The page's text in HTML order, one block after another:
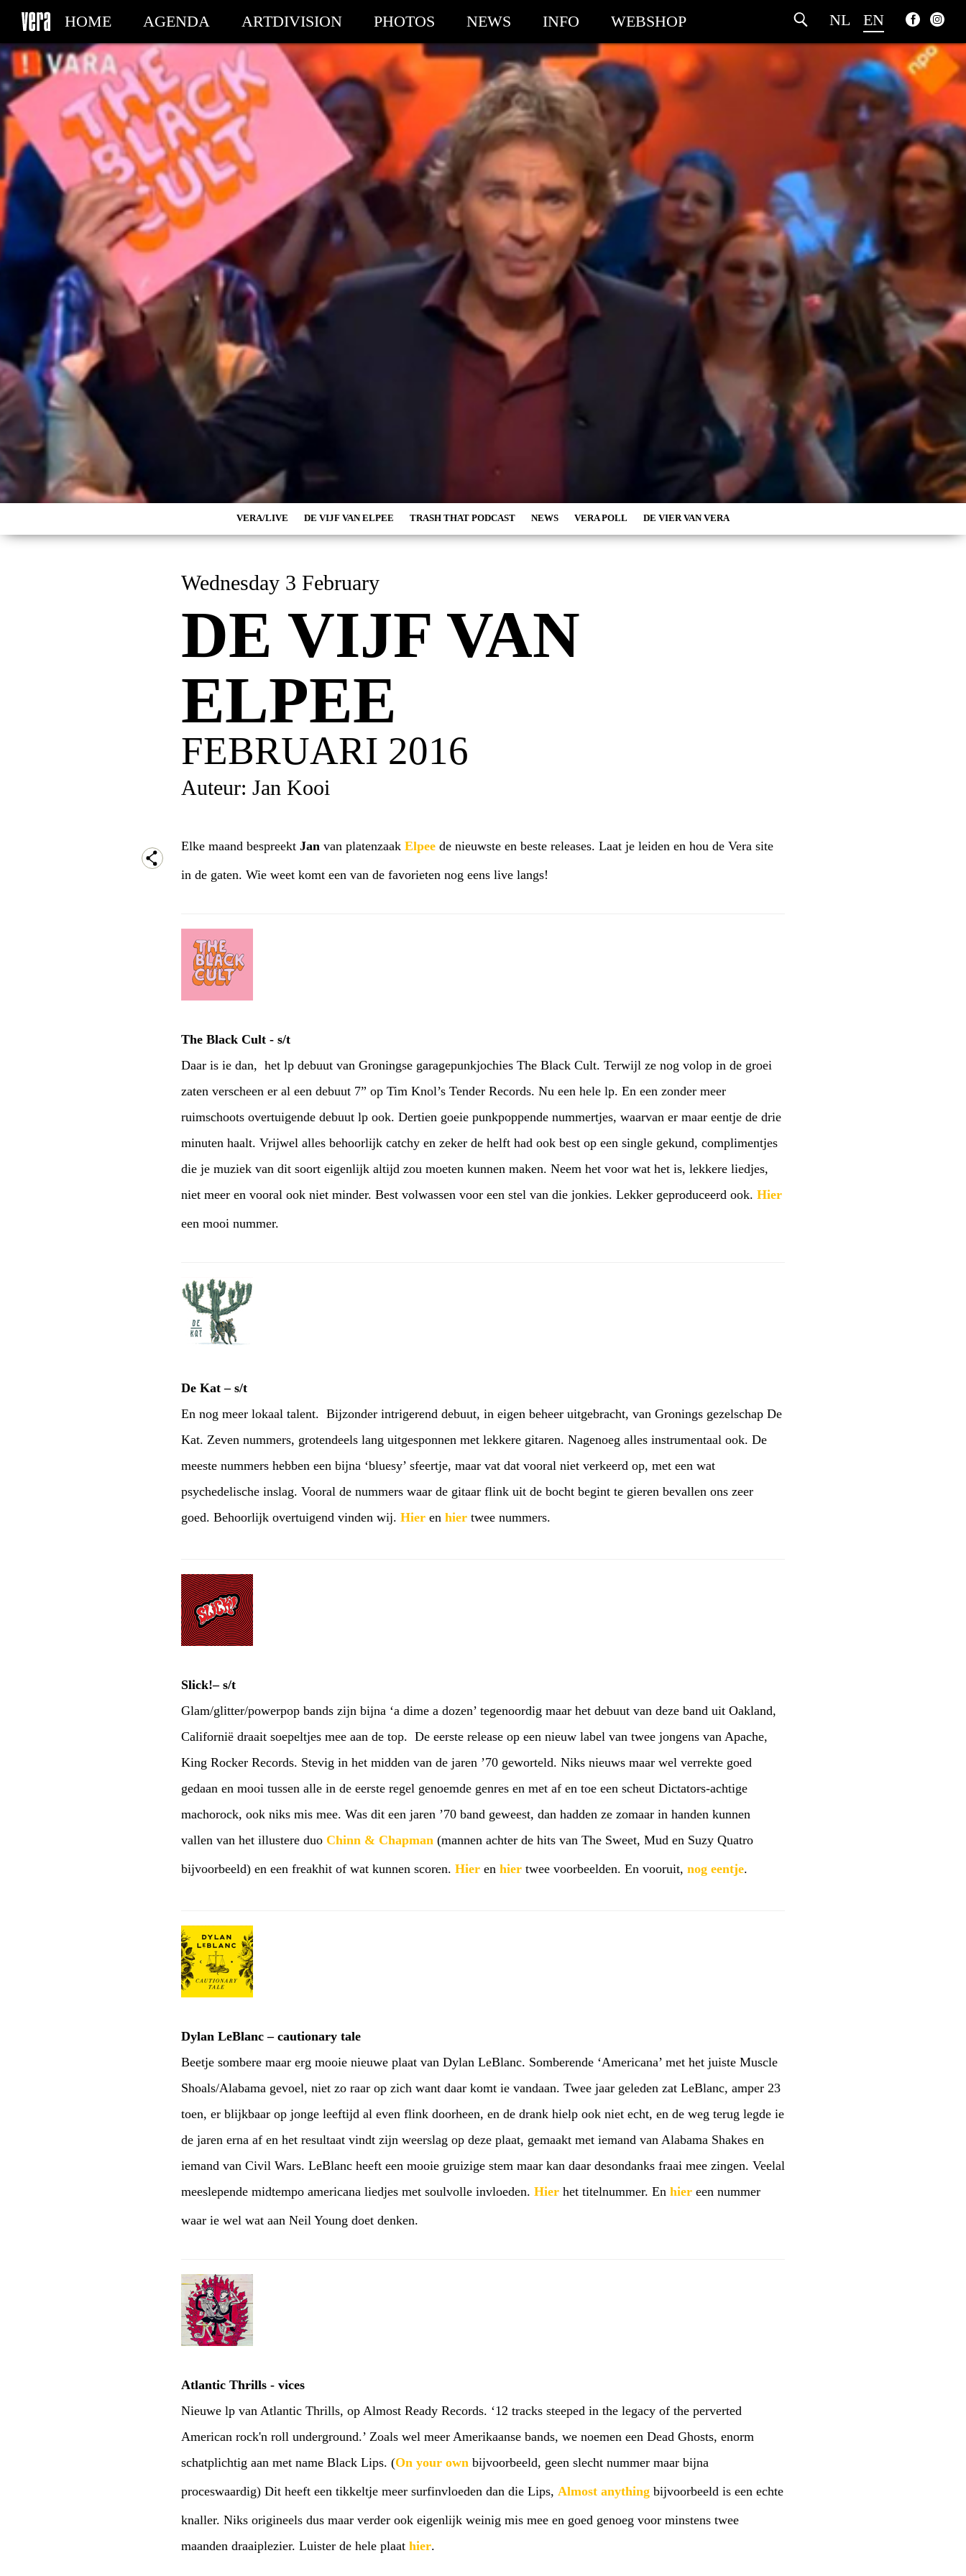
NL EN
HOME AGENDA ARTDIVISION PHOTOS NEWS INFO WEBSHOP
MY TICKETS
VERA/LIVE DE VIJF VAN ELPEE TRASH THAT PODCAST NEWS VERA POLL DE VIER VAN VERA
Wednesday 3 February
DE VIJF VAN
ELPEE
FEBRUARI 2016
Auteur: Jan Kooi
Elke maand bespreekt Jan van platenzaak Elpee de nieuwste en beste releases. Laat je leiden en hou de Vera site
in de gaten. Wie weet komt een van de favorieten nog eens live langs!
The Black Cult - s/t
Daar is ie dan, het lp debuut van Groningse garagepunkjochies The Black Cult. Terwijl ze nog volop in de groei
zaten verscheen er al een debuut 7” op Tim Knol’s Tender Records. Nu een hele lp. En een zonder meer
ruimschoots overtuigende debuut lp ook. Dertien goeie punkpoppende nummertjes, waarvan er maar eentje de drie
minuten haalt. Vrijwel alles behoorlijk catchy en zeker de helft had ook best op een single gekund, complimentjes
die je muziek van dit soort eigenlijk altijd zou moeten kunnen maken. Neem het voor wat het is, lekkere liedjes,
niet meer en vooral ook niet minder. Best volwassen voor een stel van die jonkies. Lekker geproduceerd ook. Hier
een mooi nummer.
De Kat – s/t
En nog meer lokaal talent. Bijzonder intrigerend debuut, in eigen beheer uitgebracht, van Gronings gezelschap De
Kat. Zeven nummers, grotendeels lang uitgesponnen met lekkere gitaren. Nagenoeg alles instrumentaal ook. De
meeste nummers hebben een bijna ‘bluesy’ sfeertje, maar vat dat vooral niet verkeerd op, met een wat
psychedelische inslag. Vooral de nummers waar de gitaar flink uit de bocht begint te gieren bevallen ons zeer
goed. Behoorlijk overtuigend vinden wij. Hier en hier twee nummers.
Slick!– s/t
Glam/glitter/powerpop bands zijn bijna ‘a dime a dozen’ tegenoordig maar het debuut van deze band uit Oakland,
Californië draait soepeltjes mee aan de top. De eerste release op een nieuw label van twee jongens van Apache,
King Rocker Records. Stevig in het midden van de jaren ’70 geworteld. Niks nieuws maar wel verrekte goed
gedaan en mooi tussen alle in de eerste regel genoemde genres en met af en toe een scheut Dictators-achtige
machorock, ook niks mis mee. Was dit een jaren ’70 band geweest, dan hadden ze zomaar in handen kunnen
vallen van het illustere duo Chinn & Chapman (mannen achter de hits van The Sweet, Mud en Suzy Quatro
bijvoorbeeld) en een freakhit of wat kunnen scoren. Hier en hier twee voorbeelden. En vooruit, nog eentje.
Dylan LeBlanc – cautionary tale
Beetje sombere maar erg mooie nieuwe plaat van Dylan LeBlanc. Somberende ‘Americana’ met het juiste Muscle
Shoals/Alabama gevoel, niet zo raar op zich want daar komt ie vandaan. Twee jaar geleden zat LeBlanc, amper 23
toen, er blijkbaar op jonge leeftijd al even flink doorheen, en de drank hielp ook niet echt, en de weg terug legde ie
de jaren erna af en het resultaat vindt zijn weerslag op deze plaat, gemaakt met iemand van Alabama Shakes en
iemand van Civil Wars. LeBlanc heeft een mooie gruizige stem maar kan daar desondanks fraai mee zingen. Veelal
meeslepende midtempo americana liedjes met soulvolle invloeden. Hier het titelnummer. En hier een nummer
waar ie wel wat aan Neil Young doet denken.
Atlantic Thrills - vices
Nieuwe lp van Atlantic Thrills, op Almost Ready Records. ‘12 tracks steeped in the legacy of the perverted
American rock'n roll underground.’ Zoals wel meer Amerikaanse bands, we noemen een Dead Ghosts, enorm
schatplichtig aan met name Black Lips. (On your own bijvoorbeeld, geen slecht nummer maar bijna
proceswaardig) Dit heeft een tikkeltje meer surfinvloeden dan die Lips, Almost anything bijvoorbeeld is een echte
knaller. Niks origineels dus maar verder ook eigenlijk weinig mis mee en goed genoeg voor minstens twee
maanden draaiplezier. Luister de hele plaat hier.